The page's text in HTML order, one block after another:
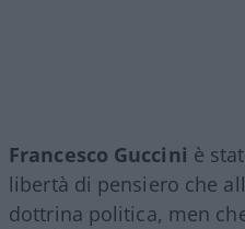
Francesco Guccini è
libertà di pensiero che
dottrina politica, men